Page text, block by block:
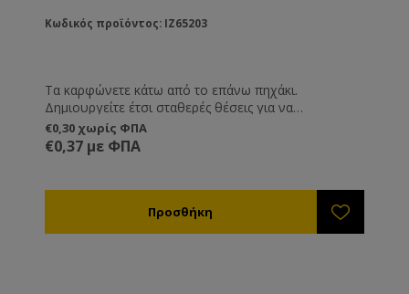
Κωδικός προϊόντος: IZ65203
Τα καρφώνετε κάτω από το επάνω πηχάκι.
Δημιουργείτε έτσι σταθερές θέσεις για να
κουμπώσουν προσωρινά οι βάσεις τεχνητών κελιών
ref.IZ65202.
€0,30 χωρίς ΦΠΑ
€0,37 με ΦΠΑ